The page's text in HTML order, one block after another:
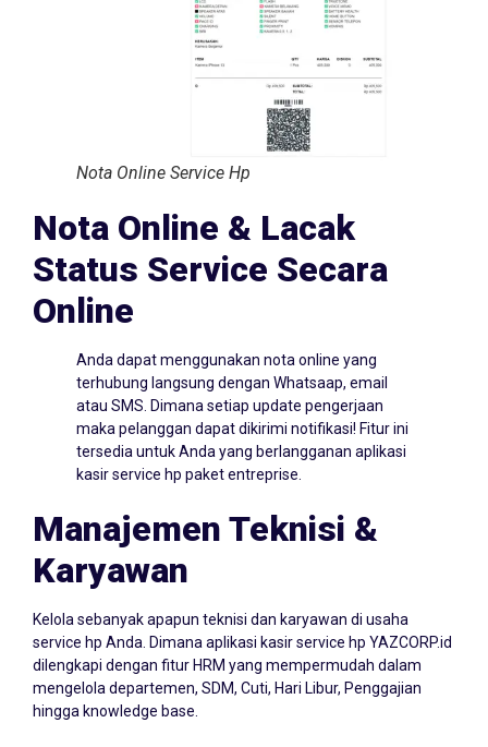
Nota Online Service Hp
Nota Online & Lacak
Status Service Secara
Online
Anda dapat menggunakan nota online yang
terhubung langsung dengan Whatsaap, email
atau SMS. Dimana setiap update pengerjaan
maka pelanggan dapat dikirimi notifikasi! Fitur ini
tersedia untuk Anda yang berlangganan aplikasi
Manajemen Teknisi &
Karyawan
Kelola sebanyak apapun teknisi dan karyawan di usaha
service hp Anda. Dimana aplikasi kasir service hp YAZCORP.id
dilengkapi dengan fitur HRM yang mempermudah dalam
mengelola departemen, SDM, Cuti, Hari Libur, Penggajian